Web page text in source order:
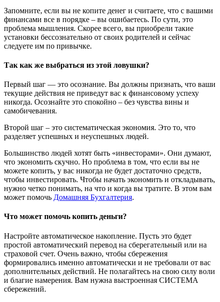
Запомните, если вы не копите денег и считаете, что с вашими
финансами все в порядке – вы ошибаетесь. По сути, это
проблема мышления. Скорее всего, вы приобрели такие
установки бессознательно от своих родителей и сейчас
следуете им по привычке.
Так как же выбраться из этой ловушки?
Первый шаг — это осознание. Вы должны признать, что ваши
текущие действия не приведут вас к финансовому успеху
никогда. Осознайте это спокойно – без чувства вины и
самобичевания.
Второй шаг – это систематическая экономия. Это то, что
разделяет успешных и неуспешных людей.
Большинство людей хотят быть «инвесторами». Они думают,
что экономить скучно. Но проблема в том, что если вы не
можете копить, у вас никогда не будет достаточно средств,
чтобы инвестировать. Чтобы начать экономить и откладывать,
нужно четко понимать, на что и когда вы тратите. В этом вам
может помочь Домашняя Бухгалтерия.
Что может помочь копить деньги?
Настройте автоматическое накопление. Пусть это будет
простой автоматический перевод на сберегательный или на
страховой счет. Очень важно, чтобы сбережения
формировались именно автоматически и не требовали от вас
дополнительных действий. Не полагайтесь на свою силу воли
и благие намерения. Вам нужна выстроенная СИСТЕМА
сбережений.